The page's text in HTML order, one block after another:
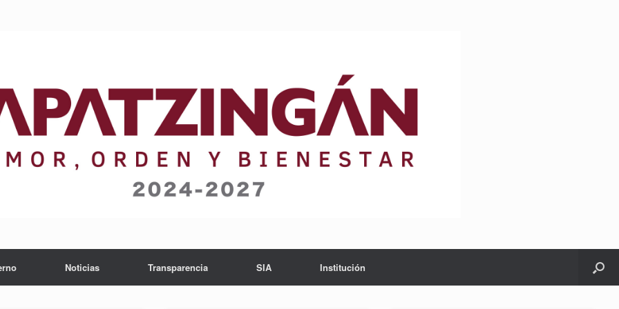
Noticias Transparencia SIA Institución